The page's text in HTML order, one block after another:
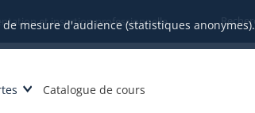
mesure d'audience (statistiques anonymes).
et insertion professionnelle
Catalogue de cours